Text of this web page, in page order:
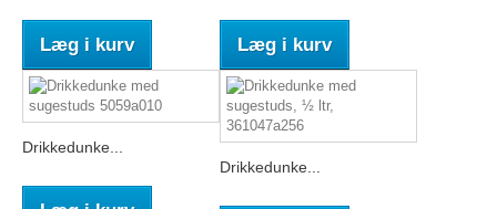
Læg i kurv Læg i kurv
Drikkedunke...
Drikkedunke...